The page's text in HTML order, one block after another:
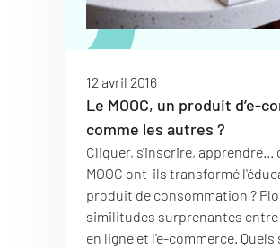
12 avril 2016
Le MOOC, un produit d’e-
comme les autres ?
Cliquer, s'inscrire, apprendre...
MOOC ont-ils transformé
produit de consommation ?
similitudes surprenantes
en ligne et l'e-commerce.